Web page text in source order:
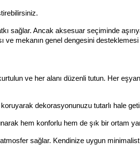
sağlar. Ancak aksesuar seçiminde
ve mekanın genel dengesini desteklemesi
ve her alanı düzenli tutun. Her
dekorasyonunuzu tutarlı hale
hem konforlu hem de şık bir ortam
sağlar. Kendinize uygun